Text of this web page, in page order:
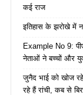
कई राज
इतिहास के झरोखे में
Example No 9:
नेताओं ने बच्चों और
जुनैद भाई को खोज
रहे हैं रांची, कब से